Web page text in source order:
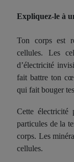
Expliquez-le à
Ton corps est
cellules. Les
d’électricité
fait battre ton
qui fait bouger
Cette
particules de la
corps. Les
cellules.